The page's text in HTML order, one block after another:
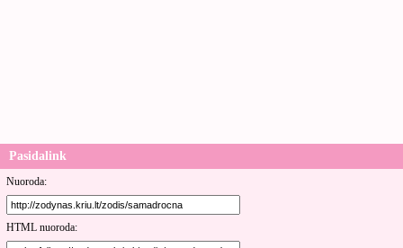
Pasidalink
Nuoroda:
HTML nuoroda: